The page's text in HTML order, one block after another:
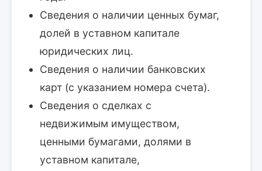
Сведения о наличии ценных бумаг,
долей в уставном капитале
юридических лиц.
Сведения о наличии банковских
карт (с указанием номера счета).
Сведения о сделках с
недвижимым имуществом,
ценными бумагами, долями в
уставном капитале,